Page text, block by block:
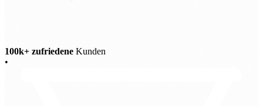
100k+ zufriedene Kunden
•